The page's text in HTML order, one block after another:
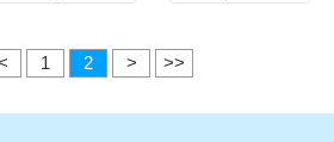
1 2 > >>